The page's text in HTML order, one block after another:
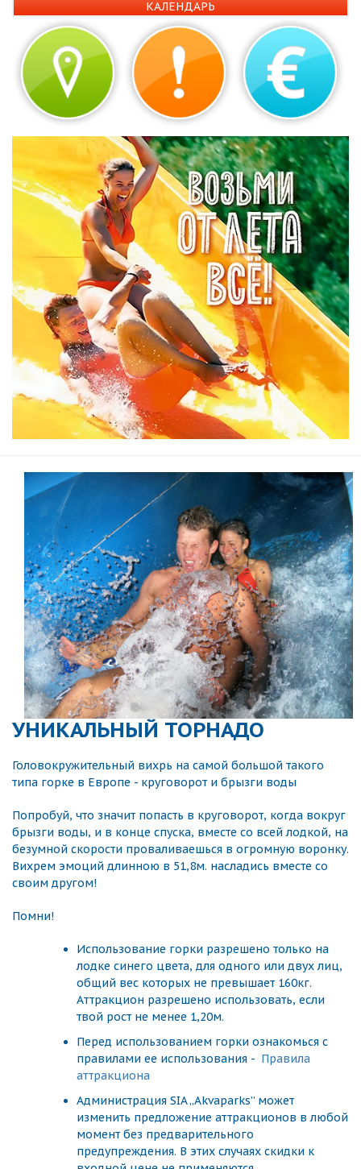
КАЛЕНДАРЬ
УНИКАЛЬНЫЙ ТОРНАДО
Головокружительный вихрь на самой большой такого
типа горке в Европе - круговорот и брызги воды
Попробуй, что значит попасть в круговорот, когда вокруг
брызги воды, и в конце спуска, вместе со всей лодкой, на
безумной скорости проваливаешься в огромную воронку.
Вихрем эмоций длинною в 51,8м. насладись вместе со
своим другом!
Помни!
Использование горки разрешено только на
лодке синего цвета, для одного или двух лиц,
общий вес которых не превышает 160кг.
Аттракцион разрешено использовать, если
твой рост не менее 1,20м.
Перед использованием горки ознакомься с
правилами ее использования - Правила
аттракциона
Администрация SIA „Akvaparks” может
изменить предложение аттракционов в любой
момент без предварительного
предупреждения. В этих случаях скидки к